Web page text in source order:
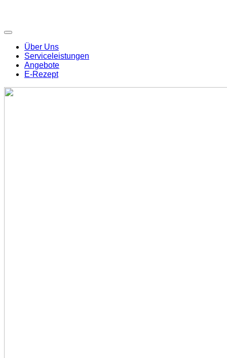
Über Uns
Serviceleistungen
Angebote
E-Rezept